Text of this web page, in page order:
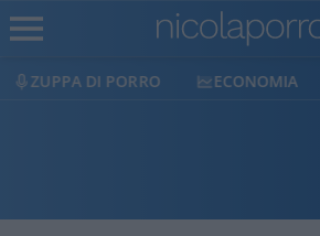
ECONOMIA LIBERILIBRI